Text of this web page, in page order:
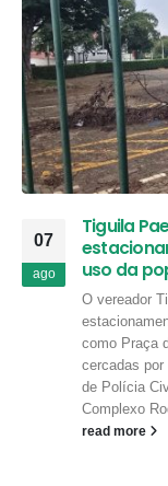
07
ago
Tiguila
uso da
O vereador
como Praça
cercadas
de Polícia
Complexo
read more